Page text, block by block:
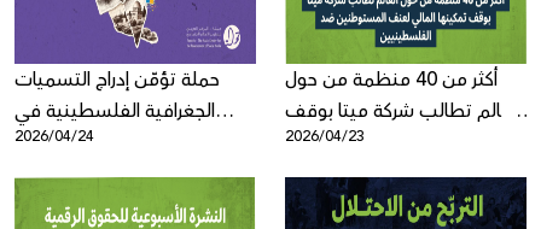
حملة تؤمّن إدراج التسميات
الجغرافية الفلسطينية في
الضفة الغربية على خرائط
منصات مايكروسوفت
2026/04/24
أكثر من 40 منظمة من حول
العالم تطالب شركة ميتا بوقف
تمكينها المالي لعنف
المستوطنين ضد
الفلسطينيين
2026/04/23